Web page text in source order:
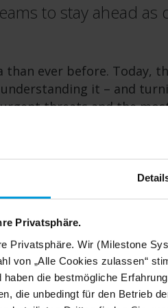
Privatsphäre.
Privatsphäre. Wir (Milestone
von „Alle Cookies zulassen“
die bestmögliche
die unbedingt für den Betrieb
to stay ahead as
ever before. Today,
it – and
threats and the
tools built for the
new functionality still
Even routine software
of system
that would make their
generation of VMS
across